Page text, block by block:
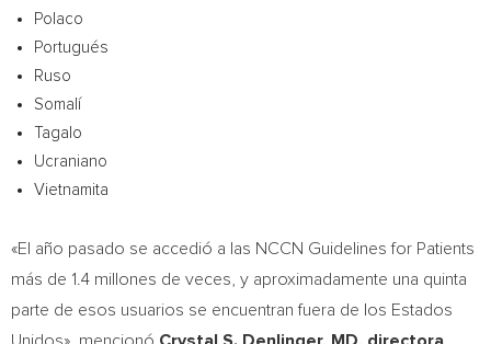
Polaco
Portugués
Ruso
Somalí
Tagalo
Ucraniano
Vietnamita
«El año pasado se accedió a las NCCN Guidelines for Patients
más de 1.4 millones de veces, y aproximadamente una quinta
parte de esos usuarios se encuentran fuera de los Estados